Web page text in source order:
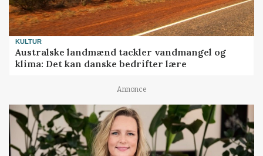
KULTUR
Australske landmænd tackler vandmangel og
klima: Det kan danske bedrifter lære
Annonce